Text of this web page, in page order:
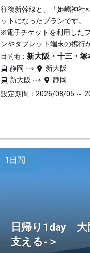
往復新幹線と、「姫嶋神
ットになったプランです。
※電子チケットを利用した
ンやタブレット端末の携行
目的地： 新大阪・十三・塚
静岡
新大阪
新大阪
静岡
設定期間：2026/08/05 ～
1日間
日帰り1day 大
支える-＞